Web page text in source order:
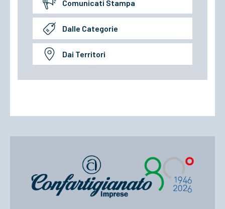
Comunicati Stampa
Dalle Categorie
Dai Territori